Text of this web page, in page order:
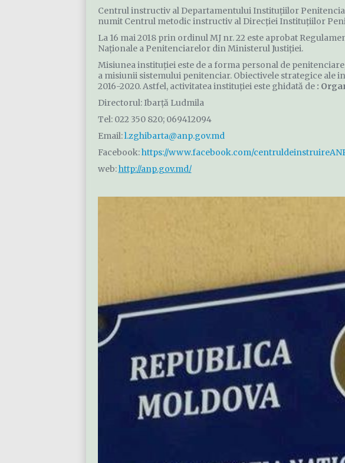
Centrul instructiv al Departamentului Instituţiilor
numit Centrul metodic instructiv al Direcţiei Instituţiilor
La 16 mai 2018 prin ordinul MJ nr. 22 este aprobat
Naționale a Penitenciarelor din Ministerul Justiției.
Misiunea instituției este de a forma personal de
a misiunii sistemului penitenciar. Obiectivele strategice ale
2016-2020. Astfel, activitatea instituției este ghidată de :
Directorul: Ibarță Ludmila
Tel: 022 350 820; 069412094
Email:l.zghibarta@anp.gov.md
Facebook:https://www.facebook.com/
web:http://anp.gov.md/